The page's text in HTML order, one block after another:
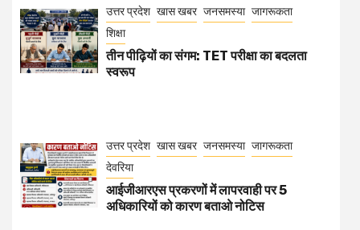
उत्तर प्रदेश खास खबर जनसमस्या जागरूकता
शिक्षा
तीन पीढ़ियों का संगम: TET परीक्षा का बदलता
स्वरूप
उत्तर प्रदेश खास खबर जनसमस्या जागरूकता
देवरिया
आईजीआरएस प्रकरणों में लापरवाही पर 5
अधिकारियों को कारण बताओ नोटिस